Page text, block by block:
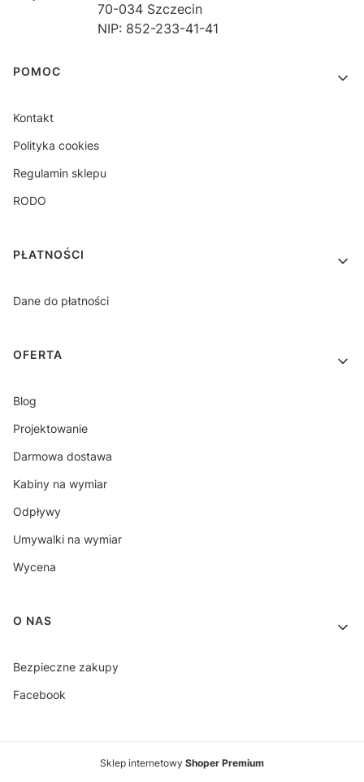
70-034 Szczecin
NIP: 852-233-41-41
Linki w stopce
POMOC
Kontakt
Polityka cookies
Regulamin sklepu
RODO
PŁATNOŚCI
Dane do płatności
OFERTA
Blog
Projektowanie
Darmowa dostawa
Kabiny na wymiar
Odpływy
Umywalki na wymiar
Wycena
O NAS
Bezpieczne zakupy
Facebook
Sklep internetowy Shoper Premium